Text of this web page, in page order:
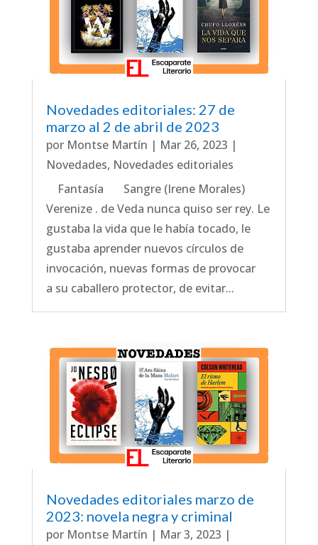
Novedades editoriales: 27 de
marzo al 2 de abril de 2023
por Montse Martín | Mar 26, 2023 |
Novedades, Novedades editoriales
Fantasía Sangre (Irene Morales)
Verenize . de Veda nunca quiso ser rey. Le
gustaba la vida que le había tocado, le
gustaba aprender nuevos círculos de
invocación, nuevas formas de provocar
a su caballero protector, de evitar...
Novedades editoriales marzo de
2023: novela negra y criminal
por Montse Martín | Mar 3, 2023 |